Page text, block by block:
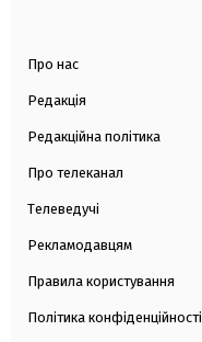
Про нас
Редакція
Редакційна політика
Про телеканал
Телеведучі
Рекламодавцям
Правила користування
Політика конфіденційності